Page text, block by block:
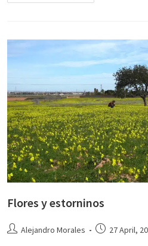
Flores y estorninos
Alejandro Morales 27 April,